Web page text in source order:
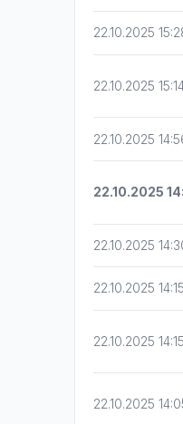
22.10.2025
22.10.2025
22.10.2025
22.10.2025
22.10.2025
22.10.2025 14:15
22.10.2025 14:15
22.10.2025